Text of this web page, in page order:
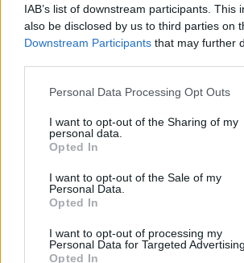
IAB’s list of downstream participants. This
also be disclosed by us to third parties on
Downstream Participants that may further
Please note that this website/app uses one
not limited to your visit or usage behaviour.
grant or deny consent to Google and its
use your data for below specified purposes
consent section.
Personal Data Processing Opt Outs
I want to opt-out of the Sharing of my
personal data.
Opted In
I want to opt-out of the Sale of my
Personal Data.
Opted In
I want to opt-out of processing my
Personal Data for Targeted Advertising.
Opted In
LEGALÁBB MÁRCIUS 15-IG
KORLÁTOZÁSOK
2021. február. 25. 10:59
Orbán Viktort a jövő héten olthatják be a
MÁRCIUS 15-ÉN NYITNÁNAK AZ
2021. február. 24. 14:11
Ha sikerül megállapodni a feltételekben, e
POLCON MARADTAK A SÖRÖK:
ZUGNYITÁS NEM VOLT TEGNAP
Hiába lájkolták sokan a nyitásról szóló
Facebook-on, semmi sem történt.